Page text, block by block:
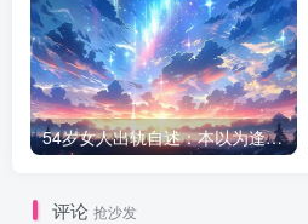
54岁女人出轨自述：本以为逢场作戏
评论 抢沙发